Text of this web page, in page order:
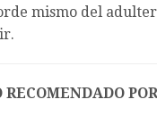
mismo del
RECOMENDADO